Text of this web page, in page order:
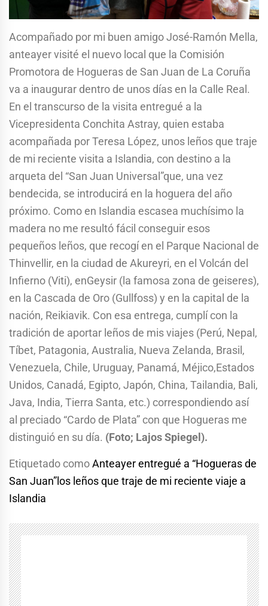
Acompañado por mi buen amigo José-Ramón Mella,
anteayer visité el nuevo local que la Comisión
Promotora de Hogueras de San Juan de La Coruña
va a inaugurar dentro de unos días en la Calle Real.
En el transcurso de la visita entregué a la
Vicepresidenta Conchita Astray, quien estaba
acompañada por Teresa López, unos leños que traje
de mi reciente visita a Islandia, con destino a la
arqueta del “San Juan Universal”que, una vez
bendecida, se introducirá en la hoguera del año
próximo. Como en Islandia escasea muchísimo la
madera no me resultó fácil conseguir esos
pequeños leños, que recogí en el Parque Nacional de
Thinvellir, en la ciudad de Akureyri, en el Volcán del
Infierno (Viti), enGeysir (la famosa zona de geiseres),
en la Cascada de Oro (Gullfoss) y en la capital de la
nación, Reikiavik. Con esa entrega, cumplí con la
tradición de aportar leños de mis viajes (Perú, Nepal,
Tíbet, Patagonia, Australia, Nueva Zelanda, Brasil,
Venezuela, Chile, Uruguay, Panamá, Méjico,Estados
Unidos, Canadá, Egipto, Japón, China, Tailandia, Bali,
Java, India, Tierra Santa, etc.) correspondiendo así
al preciado “Cardo de Plata” con que Hogueras me
distinguió en su día. (Foto; Lajos Spiegel).
Etiquetado comoAnteayer entregué a “Hogueras de
San Juan”los leños que traje de mi reciente viaje a
Islandia